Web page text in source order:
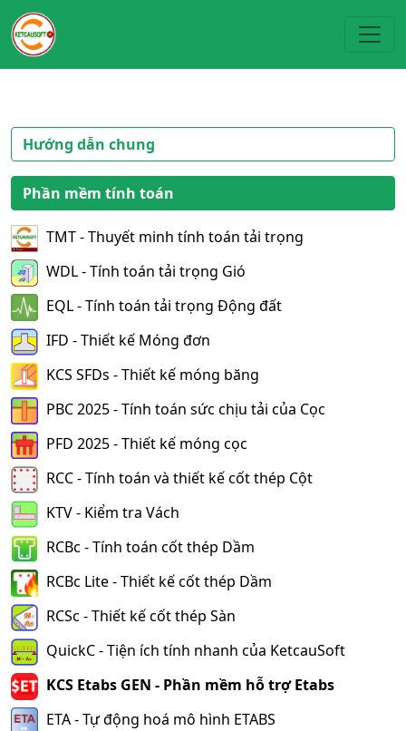
Hướng dẫn chung
Phần mềm tính toán
TMT - Thuyết minh tính toán tải trọng
WDL - Tính toán tải trọng Gió
EQL - Tính toán tải trọng Động đất
IFD - Thiết kế Móng đơn
KCS SFDs - Thiết kế móng băng
PBC 2025 - Tính toán sức chịu tải của Cọc
PFD 2025 - Thiết kế móng cọc
RCC - Tính toán và thiết kế cốt thép Cột
KTV - Kiểm tra Vách
RCBc - Tính toán cốt thép Dầm
RCBc Lite - Thiết kế cốt thép Dầm
RCSc - Thiết kế cốt thép Sàn
QuickC - Tiện ích tính nhanh của KetcauSoft
KCS Etabs GEN - Phần mềm hỗ trợ Etabs
ETA - Tự động hoá mô hình ETABS